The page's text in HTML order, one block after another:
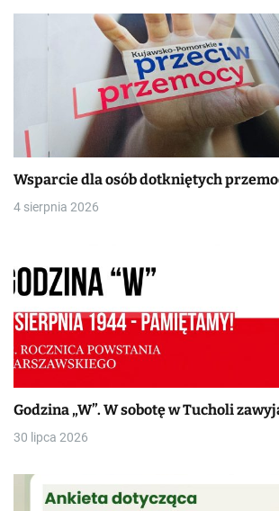
Wsparcie dla osób dotkniętych
4 sierpnia 2026
Godzina „W”. W sobotę w Tucholi
30 lipca 2026